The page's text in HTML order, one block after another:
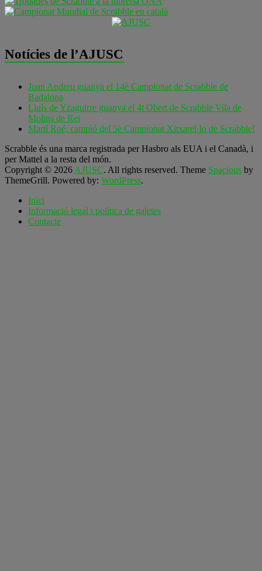
Notícies de l’AJUSC
Joan Andreu guanya el 14è Campionat de Scrabble de
Badalona
Lluís de Yzaguirre guanya el 4t Obert de Scrabble Vila de
Molins de Rei
Martí Roé, campió del 5è Campionat Xitxarel·lo de Scrabble!
Scrabble és una marca registrada per Hasbro als EUA i el Canadà, i
per Mattel a la resta del món.
Copyright © 2026AJUSC. All rights reserved. Theme Spacious by
ThemeGrill. Powered by: WordPress.
Inici
Informació legal i política de galetes
Contacte